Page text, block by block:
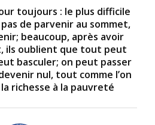
toujours : le plus difficile
pas de parvenir au sommet,
beaucoup, après avoir
ils oublient que tout peut
basculer; on peut passer
nul, tout comme l’on
richesse à la pauvreté